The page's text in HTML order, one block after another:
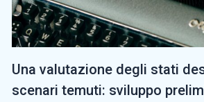
Una valutazione degli stati
scenari temuti: sviluppo